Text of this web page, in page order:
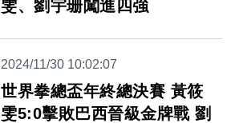
雯、劉宇珊闖進四強
2024/11/30 10:02:07
世界拳總盃年終總決賽 黃筱
雯5:0擊敗巴西晉級金牌戰 劉